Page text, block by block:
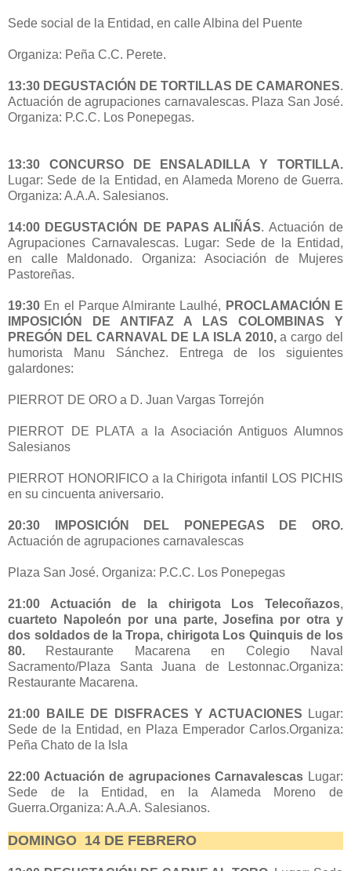
Sede social de la Entidad, en calle Albina del Puente
Organiza: Peña C.C. Perete.
13:30 DEGUSTACIÓN DE TORTILLAS DE CAMARONES.
Actuación de agrupaciones carnavalescas. Plaza San José.
Organiza: P.C.C. Los Ponepegas.
13:30 CONCURSO DE ENSALADILLA Y TORTILLA.
Lugar: Sede de la Entidad, en Alameda Moreno de Guerra.
Organiza: A.A.A. Salesianos.
14:00 DEGUSTACIÓN DE PAPAS ALIÑÁS. Actuación de
Agrupaciones Carnavalescas. Lugar: Sede de la Entidad,
en calle Maldonado. Organiza: Asociación de Mujeres
Pastoreñas.
19:30 En el Parque Almirante Laulhé, PROCLAMACIÓN E
IMPOSICIÓN DE ANTIFAZ A LAS COLOMBINAS Y
PREGÓN DEL CARNAVAL DE LA ISLA 2010,a cargo del
humorista Manu Sánchez. Entrega de los siguientes
galardones:
PIERROT DE ORO a D. Juan Vargas Torrejón
PIERROT DE PLATA a la Asociación Antiguos Alumnos
Salesianos
PIERROT HONORIFICO a la Chirigota infantil LOS PICHIS
en su cincuenta aniversario.
20:30 IMPOSICIÓN DEL PONEPEGAS DE ORO.
Actuación de agrupaciones carnavalescas
Plaza San José. Organiza: P.C.C. Los Ponepegas
21:00 Actuación de la chirigota Los Telecoñazos,
cuarteto Napoleón por una parte, Josefina por otra y
dos soldados de la Tropa, chirigota Los Quinquis de los
80. Restaurante Macarena en Colegio Naval
Sacramento/Plaza Santa Juana de Lestonnac.Organiza:
Restaurante Macarena.
21:00 BAILE DE DISFRACES Y ACTUACIONES Lugar:
Sede de la Entidad, en Plaza Emperador Carlos.Organiza:
Peña Chato de la Isla
22:00 Actuación de agrupaciones Carnavalescas Lugar:
Sede de la Entidad, en la Alameda Moreno de
Guerra.Organiza: A.A.A. Salesianos.
DOMINGO 14 DE FEBRERO